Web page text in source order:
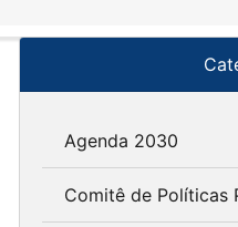
Agenda 2030
Comitê de Políticas